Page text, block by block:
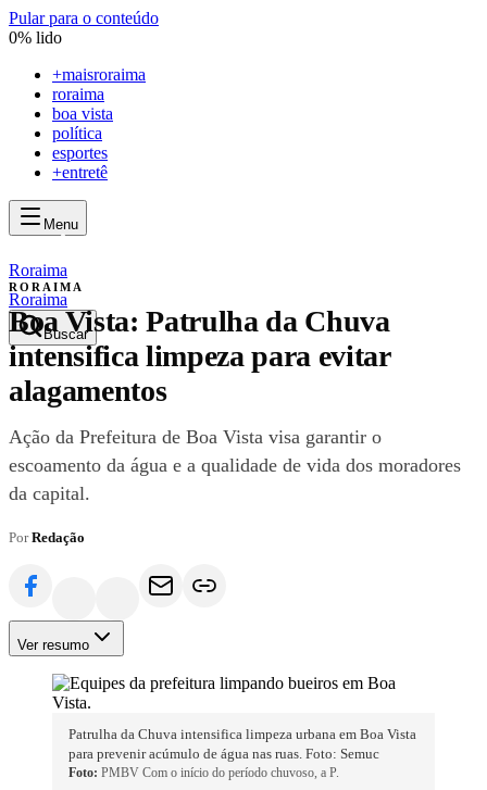
Pular para o conteúdo
0% lido
+maisroraima
roraima
boa vista
política
esportes
+entretê
Menu
maisroraima
mais
Roraima
Buscar
Roraima
RORAIMA
Boa Vista: Patrulha da Chuva
intensifica limpeza para evitar
alagamentos
Ação da Prefeitura de Boa Vista visa garantir o
escoamento da água e a qualidade de vida dos moradores
da capital.
PorRedação
Ver resumo
Patrulha da Chuva intensifica limpeza urbana em Boa Vista
para prevenir acúmulo de água nas ruas. Foto: Semuc
Foto: PMBV Com o início do período chuvoso, a P.